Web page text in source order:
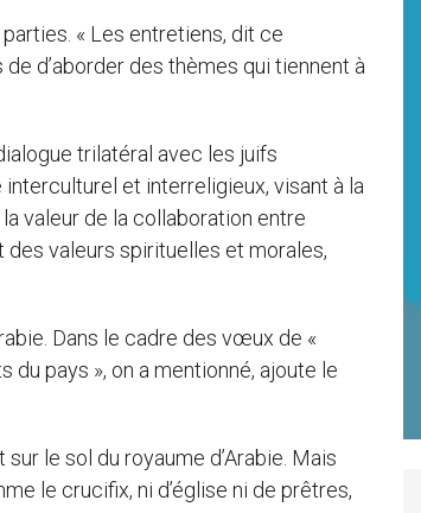
« Les entretiens, dit ce
d’aborder des thèmes qui tiennent à
trilatéral avec les juifs
interculturel et interreligieux, visant à la
valeur de la collaboration entre
des valeurs spirituelles et morales,
Dans le cadre des vœux de «
pays », on a mentionné, ajoute le
le sol du royaume d’Arabie. Mais
le crucifix, ni d’église ni de prêtres,